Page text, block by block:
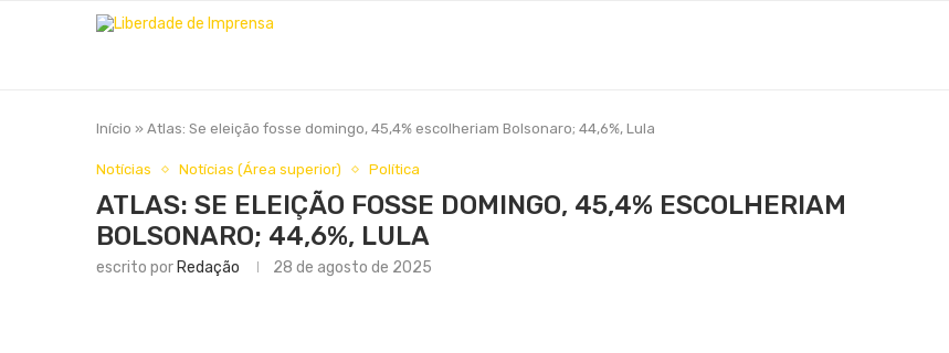
Início » Atlas: Se eleição fosse domingo, 45,4% escolheriam Bolsonaro; 44,6%, Lula
Notícias Notícias (Área superior) Política
ATLAS: SE ELEIÇÃO FOSSE DOMINGO, 45,4% ESCOLHERIAM
BOLSONARO; 44,6%, LULA
escrito por Redação 28 de agosto de 2025